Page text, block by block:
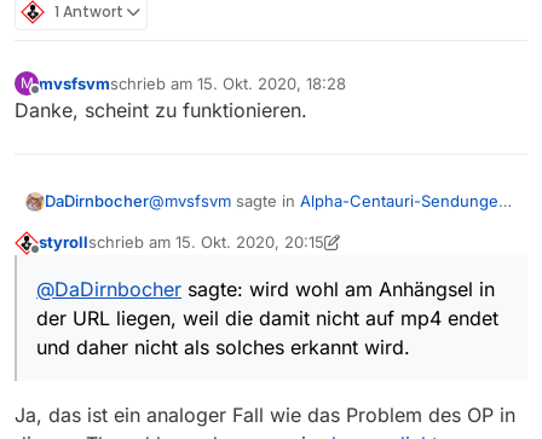
1 Antwort
M
Offline
mvsfsvmschrieb am 15. Okt. 2020, 18:28
zuletzt editiert von
Danke, scheint zu funktionieren.
DaDirnbocher@mvsfsvm sagte in Alpha-Centauri-Sendungen
wo fälschlicherweise VLC zum Download
benutzt wird und der Download dann
fehlschlägt. Der Aufruf der Film-URL im
Browser oder in VLC klappt aber.
wird wohl am Anhängsel in der URL liegen, weil
die damit nicht auf mp4 endet und daher nicht
als solches erkannt wird.
styrollschrieb am 15. Okt. 2020, 20:15
zuletzt editiert von styroll
@DaDirnbocher sagte: wird wohl am Anhängsel in
der URL liegen, weil die damit nicht auf mp4 endet
und daher nicht als solches erkannt wird.
Ja, das ist ein analoger Fall wie das Problem des OP in